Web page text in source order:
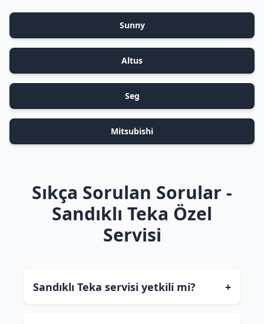
Sunny
Altus
Seg
Mitsubishi
Sıkça Sorulan Sorular -
Sandıklı Teka Özel
Servisi
Sandıklı Teka servisi yetkili mi? +